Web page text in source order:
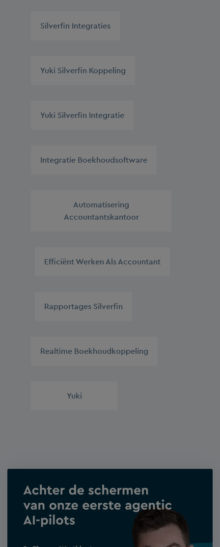
Silverfin Integraties
Yuki Silverfin Koppeling
Yuki Silverfin Integratie
Integratie Boekhoudsoftware
Automatisering
Accountantskantoor
Efficiënt Werken Als Accountant
Rapportages Silverfin
Realtime Boekhoudkoppeling
Yuki